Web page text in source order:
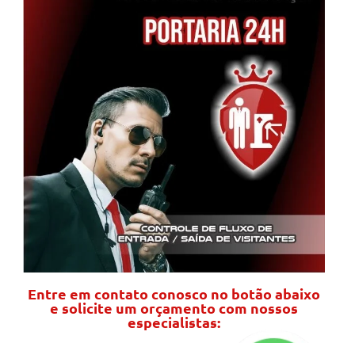
Entre em contato conosco no botão abaixo
e solicite um orçamento com nossos
especialistas: